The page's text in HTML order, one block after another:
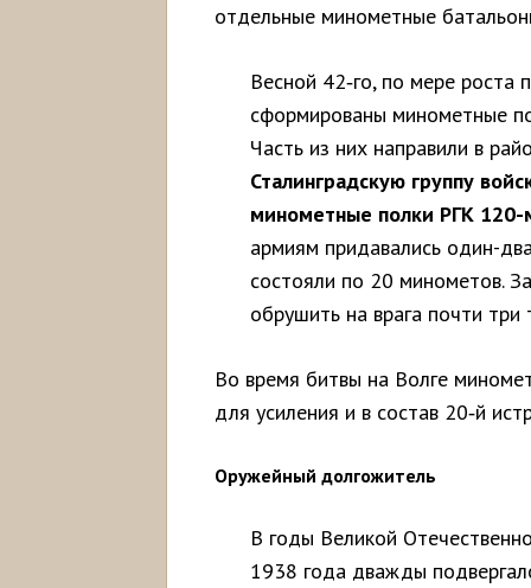
отдельные минометные
Весной 42‑го, по мере
сформированы минометные
Часть из них направили в
Сталинградскую группу
минометные полки РГК
армиям придавались один-
состояли по 20 минометов.
обрушить на врага почти три
Во время битвы на Волге
для усиления и в состав 20‑й
Оружейный долгожитель
В годы Великой
1938 года дважды